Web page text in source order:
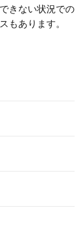
きない状況での
もあります。